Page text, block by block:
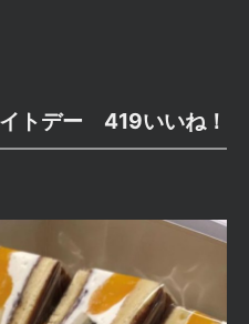
トデー 419いいね！